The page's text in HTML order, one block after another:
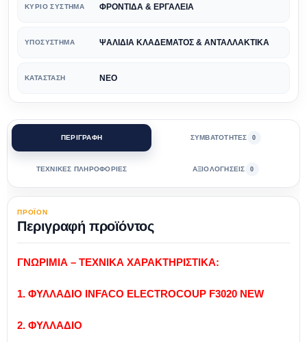
ΚΎΡΙΟ ΣΎΣΤΗΜΑ ΦΡΟΝΤΙΔΑ & ΕΡΓΑΛΕΙΑ
ΥΠΟΣΎΣΤΗΜΑ ΨΑΛΙΔΙΑ ΚΛΑΔΕΜΑΤΟΣ & ΑΝΤΑΛΛΑΚΤΙΚΑ
ΚΑΤΆΣΤΑΣΗ ΝΕΟ
ΠΕΡΙΓΡΑΦΗ ΣΥΜΒΑΤΟΤΗΤΕΣ 0
ΤΕΧΝΙΚΕΣ ΠΛΗΡΟΦΟΡΙΕΣ ΑΞΙΟΛΟΓΗΣΕΙΣ 0
ΠΡΟΪΟΝ
Περιγραφή προϊόντος
ΓΝΩΡΙΜΙΑ – ΤΕΧΝΙΚΑ ΧΑΡΑΚΤΗΡΙΣΤΙΚΑ:
1. ΦΥΛΛAΔΙΟ INFACO ELECTROCOUP F3020 NEW
2. ΦΥΛΛAΔΙΟ